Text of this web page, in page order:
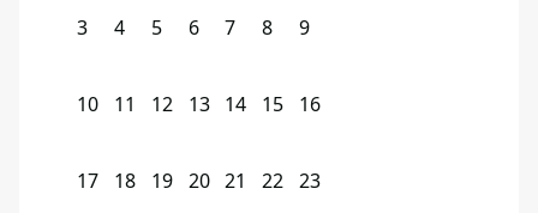
3 4 5 6 7 8 9
10 11 12 13 14 15 16
17 18 19 20 21 22 23